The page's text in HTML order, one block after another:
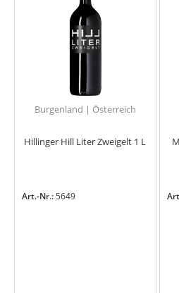
Burgenland | Österreich
Hillinger Hill Liter Zweigelt 1 L
Art.-Nr.:5649